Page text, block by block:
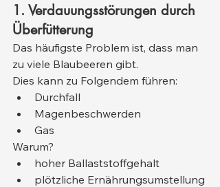
1. Verdauungsstörungen durch
Überfütterung
Das häufigste Problem ist, dass man
zu viele Blaubeeren gibt.
Dies kann zu Folgendem führen:
Durchfall
Magenbeschwerden
Gas
Warum?
hoher Ballaststoffgehalt
plötzliche Ernährungsumstellung